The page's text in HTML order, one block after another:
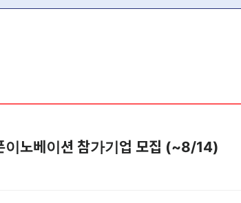
노베이션 참가기업 모집 (~8/14)